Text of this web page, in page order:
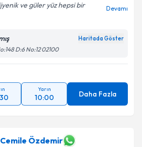
ve güler yüz hepsi bir
Devamı
Haritada Göster
D:6 No:12 02100
Yarın
10:00 Daha Fazla
Özdemir